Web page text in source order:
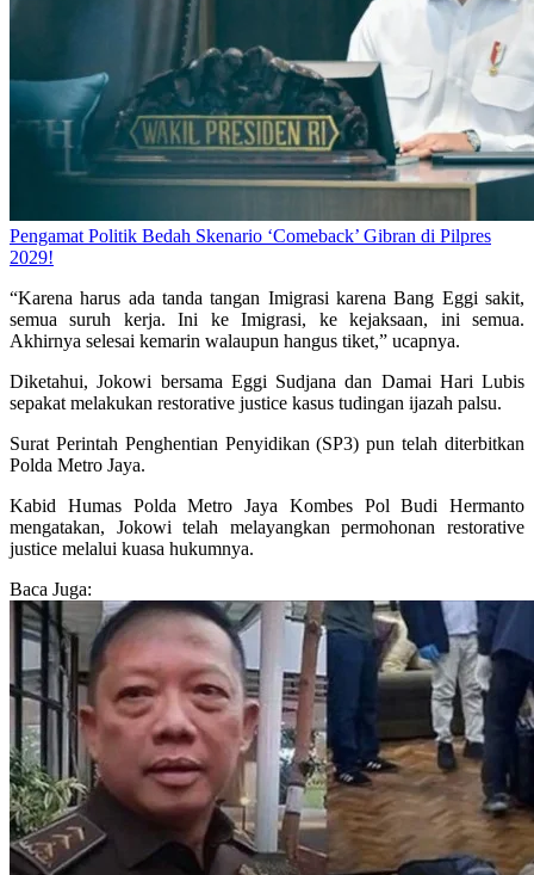
Pengamat Politik Bedah Skenario ‘Comeback’ Gibran di Pilpres
2029!
“Karena harus ada tanda tangan Imigrasi karena Bang Eggi sakit,
semua suruh kerja. Ini ke Imigrasi, ke kejaksaan, ini semua.
Akhirnya selesai kemarin walaupun hangus tiket,” ucapnya.
Diketahui, Jokowi bersama Eggi Sudjana dan Damai Hari Lubis
sepakat melakukan restorative justice kasus tudingan ijazah palsu.
Surat Perintah Penghentian Penyidikan (SP3) pun telah diterbitkan
Polda Metro Jaya.
Kabid Humas Polda Metro Jaya Kombes Pol Budi Hermanto
mengatakan, Jokowi telah melayangkan permohonan restorative
justice melalui kuasa hukumnya.
Baca Juga: